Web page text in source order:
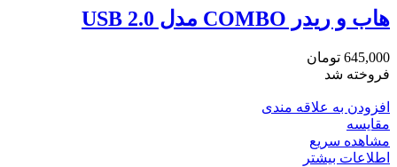
هاب و ریدر COMBO مدل USB 2.0
645,000 تومان
فروخته شد
افزودن به علاقه مندی
مقایسه
مشاهده سریع
اطلاعات بیشتر